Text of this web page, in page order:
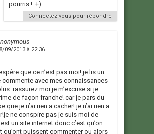
pourris ! :+)
Connectez-vous pour répondre
09/2013 à 22:36
que ce n’est pas moi! je lis un
commente avec mes connaissances
rassurez moi je m’excuse si je
de façon franche! car je pars du
que je n’ai rien a cacher! je n’ai rien a
ne conspire pas je suis moi de
un site internet donc c’est qu’on
qu’ont puissent commenter ou alors